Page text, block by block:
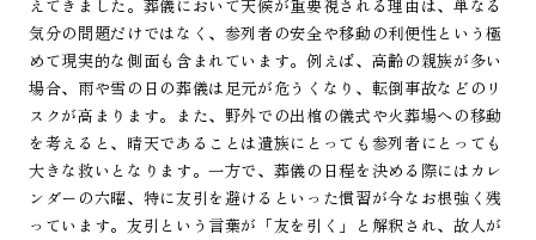
えてきました。葬儀において天候が重要視される理由は、単なる
気分の問題だけではなく、参列者の安全や移動の利便性という極
めて現実的な側面も含まれています。例えば、高齢の親族が多い
場合、雨や雪の日の葬儀は足元が危うくなり、転倒事故などのリ
スクが高まります。また、野外での出棺の儀式や火葬場への移動
を考えると、晴天であることは遺族にとっても参列者にとっても
大きな救いとなります。一方で、葬儀の日程を決める際にはカレ
ンダーの六曜、特に友引を避けるといった慣習が今なお根強く残
っています。友引という言葉が「友を引く」と解釈され、故人が